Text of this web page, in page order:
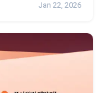
Jan 22, 2026